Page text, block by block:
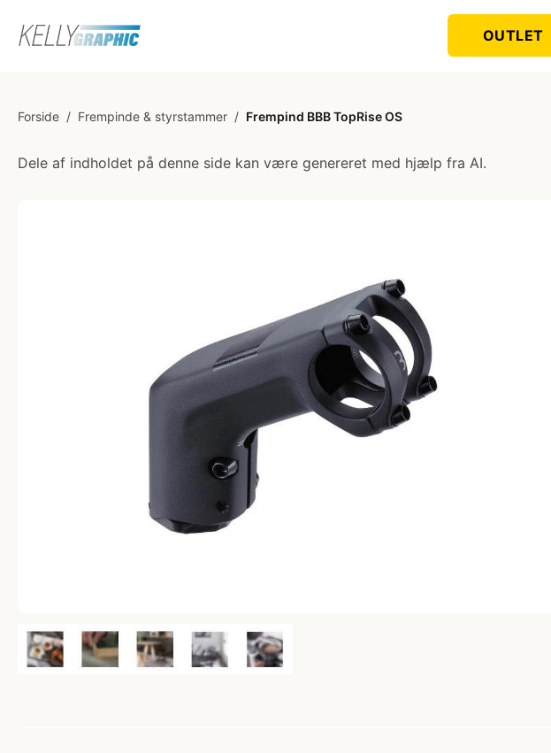
OUTLET
Forside / Frempinde & styrstammer / Frempind BBB TopRise OS
Dele af indholdet på denne side kan være genereret med hjælp fra AI.